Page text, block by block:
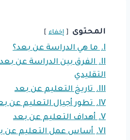
المحتوى إخفاء
I.
ما هي الدراسة عن بعد؟
II.
الفرق بين الدراسة عن
التقليدي
III.
تاريخ التعليم عن بعد
IV.
تطور أجيال التعليم عن
V.
أهداف التعليم عن بعد
VI.
أساس عمل التعليم عن